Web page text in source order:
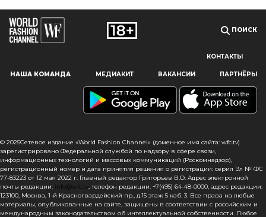
Наш сайт использует файлы cookie и похожие технологии,
пользователям, предоставляя персонализированную
информацию, запоминая предпочтения в области
сайта, вы подтверждаете свое согласие на использование
файлов cookie в соответствии с настоящим уведомлением
в отношении данного типа файлов. Если вы не согласны
с тем, чтобы мы использовали данный тип файлов,
то вы должны соответствующим образом установить
настройки вашего браузера или не использовать сайт wfc.tv
ПОИСК
КОНТАКТЫ
НАША КОМАНДА МЕДИАКИТ ВАКАНСИИ ПАРТНЁРЫ
© 2025Сетевое издание «World Fashion Channel» (доменное имя сайта: wfc.tv)
зарегистрировано Федеральной службой по надзору в сфере связи,
информационных технологий и массовых коммуникаций (Роскомнадзор),
регистрационный номер и дата принятия решения о регистрации: серия Эл № ФС
77-83223 от 12 мая 2022 г. Главный редактор Григорьев В.О. Адрес электронной
почты редакции: info@wfc.tv, телефон редакции: +7(495) 64-48-0000, адрес редакции:
123100, Москва, 1-й Красногвардейский пр., д.15 этаж 5 каб. 3. Все права на любые
материалы, опубликованные на сайте, защищены в соответствии с российским и
международным законодательством об интеллектуальной собственности. Любое